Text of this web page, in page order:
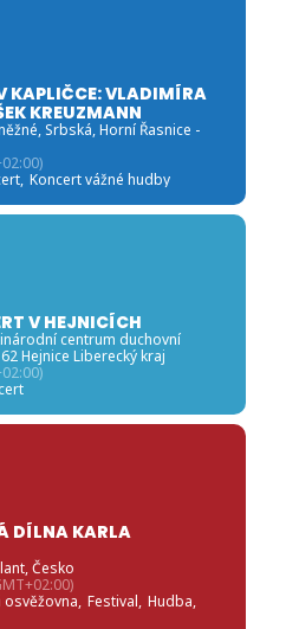
KAPLIČCE: VLADIMÍRA
KREUZMANN
Srbská, Horní Řasnice -
Koncert vážné hudby
V HEJNICÍCH
centrum duchovní
Hejnice Liberecký kraj
DÍLNA KARLA
Česko
osvěžovna, Festival, Hudba,